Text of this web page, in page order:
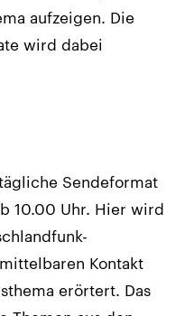
aufzeigen. Die
wird dabei
Sendeformat
10.00 Uhr. Hier wird
Kontakt
erörtert. Das